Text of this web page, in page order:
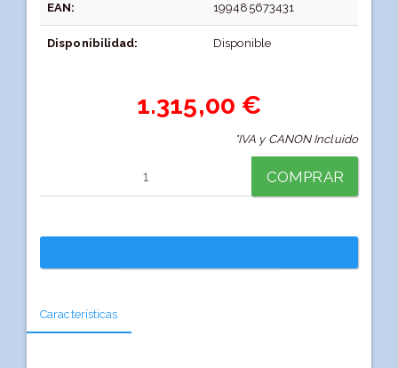
EAN: 199485673431
Disponibilidad: Disponible
1.315,00 €
*IVA y CANON Incluido
COMPRAR
Características